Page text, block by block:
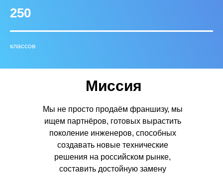
250
классов
Миссия
Мы не просто продаём франшизу, мы
ищем партнёров, готовых вырастить
поколение инженеров, способных
создавать новые технические
решения на российском рынке,
составить достойную замену